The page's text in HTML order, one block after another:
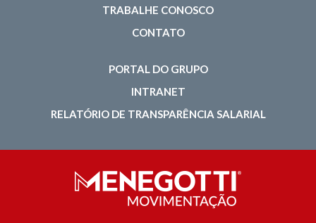
TRABALHE CONOSCO
CONTATO
PORTAL DO GRUPO
INTRANET
RELATÓRIO DE TRANSPARÊNCIA SALARIAL